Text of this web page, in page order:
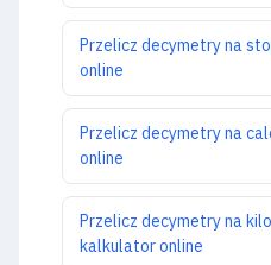
Przelicz decymetry na
online
Przelicz decymetry na
online
Przelicz decymetry na
kalkulator online